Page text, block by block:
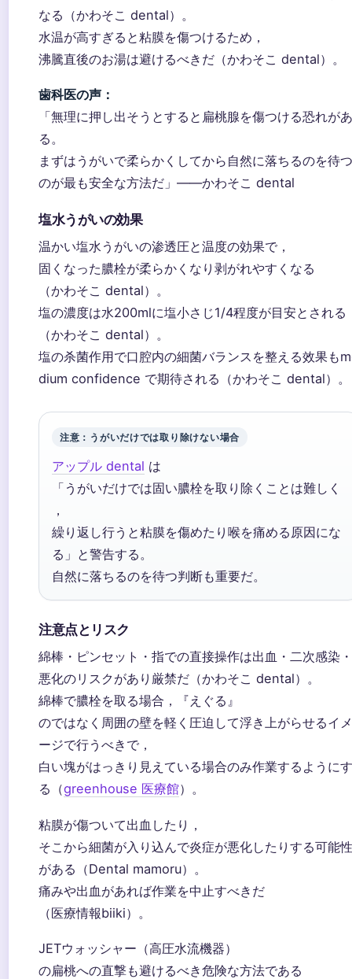
なる（かわそこ dental）。
水温が高すぎると粘膜を傷つけるため，
沸騰直後のお湯は避けるべきだ（かわそこ dental）。
歯科医の声：
「無理に押し出そうとすると扁桃腺を傷つける恐れがあ
る。
まずはうがいで柔らかくしてから自然に落ちるのを待つ
のが最も安全な方法だ」——かわそこ dental
塩水うがいの効果
温かい塩水うがいの渗透圧と温度の効果で，
固くなった膿栓が柔らかくなり剥がれやすくなる
（かわそこ dental）。
塩の濃度は水200mlに塩小さじ1/4程度が目安とされる
（かわそこ dental）。
塩の杀菌作用で口腔内の細菌バランスを整える效果も
dium confidence で期待される（かわそこ dental）。
注意：うがいだけでは取り除けない場合
アップル dental は
「うがいだけでは固い膿栓を取り除くことは難しく
，
繰り返し行うと粘膜を傷めたり喉を痛める原因にな
る」と警告する。
自然に落ちるのを待つ判断も重要だ。
注意点とリスク
綿棒・ピンセット・指での直接操作は出血・二次感染・
悪化のリスクがあり厳禁だ（かわそこ dental）。
綿棒で膿栓を取る場合，『えぐる』
のではなく周囲の壁を軽く圧迫して浮き上がらせるイメ
ージで行うべきで，
白い塊がはっきり見えている場合のみ作業するようにす
る（greenhouse 医療館）。
粘膜が傷ついて出血したり，
そこから細菌が入り込んで炎症が悪化したりする可能性
がある（Dental mamoru）。
痛みや出血があれば作業を中止すべきだ
（医療情報biiki）。
JETウォッシャー（高圧水流機器）
の扁桃への直撃も避けるべき危険な方法である